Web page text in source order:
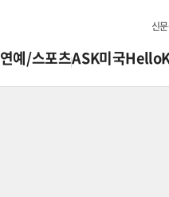
신
연예/스포츠ASK미국